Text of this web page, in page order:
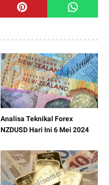
Analisa Teknikal Forex
NZDUSD Hari Ini 6 Mei 2024